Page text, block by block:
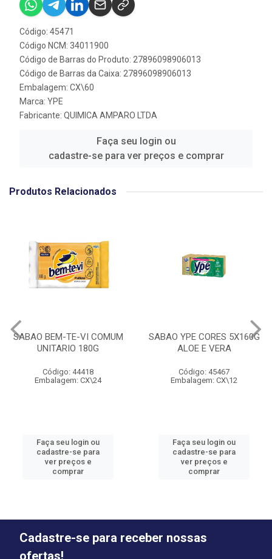
Código: 45471
Código NCM: 34011900
Código de Barras do Produto: 27896098906013
Código de Barras da Caixa: 27896098906013
Embalagem: CX\60
Marca: YPE
Fabricante: QUIMICA AMPARO LTDA
Faça seu login ou
cadastre-se para ver preços e comprar
Produtos Relacionados
SABAO BEM-TE-VI COMUM
UNITARIO 180G
Código: 44418
Embalagem: CX\24
Faça seu login ou
cadastre-se para
ver preços e
comprar
SABAO YPE CORES 5X160G
ALOE E VERA
Código: 45467
Embalagem: CX\12
Faça seu login ou
cadastre-se para
ver preços e
comprar
Cadastre-se para receber nossas
ofertas!